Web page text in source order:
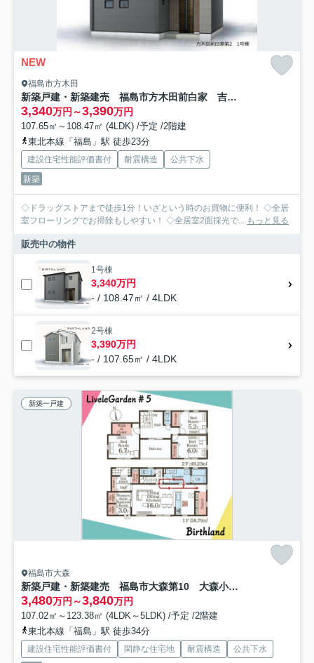
NEW
福島市方木田
新築戸建・新築建売 福島市方木田前白家 吉井田小・第一中
3,340万円～3,390万円
107.65㎡～108.47㎡ (4LDK) /予定 /2階建
東北本線「福島」駅 徒歩23分
建設住宅性能評価書付 耐震構造
公共下水
新築
◇ドラッグストアまで徒歩1分！いざという時のお買物に便利！ ◇全居
室フローリングでお掃除もしやすい！ ◇全居室2面採光で... もっと見る
販売中の物件
1号棟
3,340万円
- / 108.47㎡ / 4LDK
2号棟
3,390万円
- / 107.65㎡ / 4LDK
新築一戸建
福島市大森
新築戸建・新築建売 福島市大森第10 大森小・信夫中
3,480万円～3,840万円
107.02㎡～123.38㎡ (4LDK～5LDK) /予定 /2階建
東北本線「福島」駅 徒歩34分
建設住宅性能評価書付 閑静な住宅地 耐震構造
公共下水